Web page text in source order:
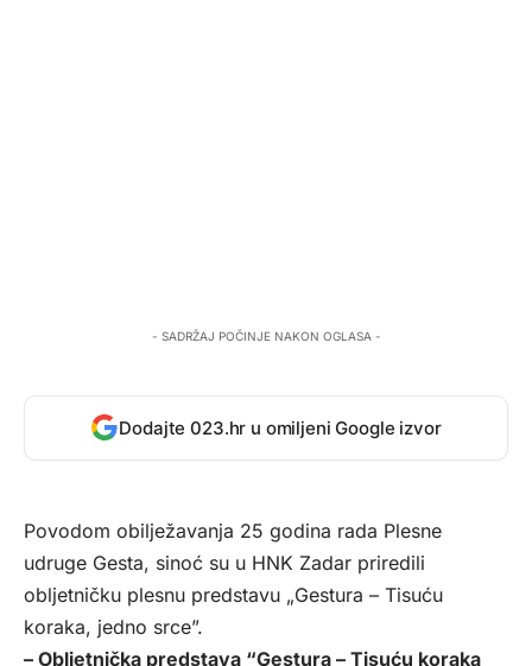
- SADRŽAJ POČINJE NAKON OGLASA -
Dodajte 023.hr u omiljeni Google izvor
Povodom obilježavanja 25 godina rada Plesne
udruge Gesta, sinoć su u HNK Zadar priredili
obljetničku plesnu predstavu „Gestura – Tisuću
koraka, jedno srce”.
– Obljetnička predstava “Gestura – Tisuću koraka